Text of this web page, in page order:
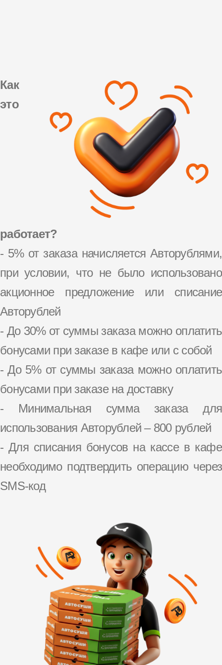
Как
это
работает?
- 5% от заказа начисляется Авторублями,
при условии, что не было использовано
акционное предложение или списание
Авторублей
- До 30% от суммы заказа можно оплатить
бонусами при заказе в кафе или с собой
- До 5% от суммы заказа можно оплатить
бонусами при заказе на доставку
- Минимальная сумма заказа для
использования Авторублей – 800 рублей
- Для списания бонусов на кассе в кафе
необходимо подтвердить операцию через
SMS-код